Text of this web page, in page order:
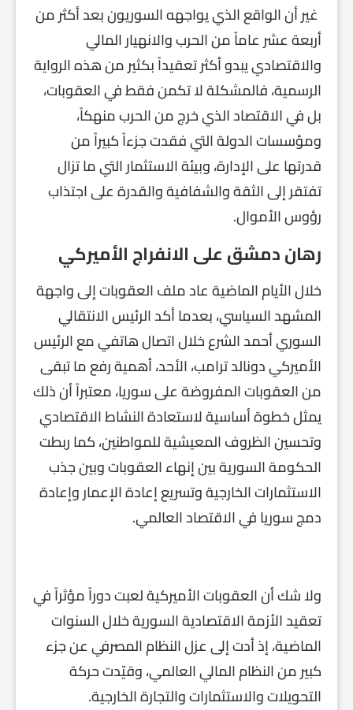
غير أن الواقع الذي يواجهه السوريون بعد أكثر من
أربعة عشر عاماً من الحرب والانهيار المالي
والاقتصادي يبدو أكثر تعقيداً بكثير من هذه الرواية
الرسمية، فالمشكلة لا تكمن فقط في العقوبات،
بل في الاقتصاد الذي خرج من الحرب منهكاً،
ومؤسسات الدولة التي فقدت جزءاً كبيراً من
قدرتها على الإدارة، وبيئة الاستثمار التي ما تزال
تفتقر إلى الثقة والشفافية والقدرة على اجتذاب
رؤوس الأموال.
رهان دمشق على الانفراج الأميركي
خلال الأيام الماضية عاد ملف العقوبات إلى واجهة
المشهد السياسي، بعدما أكد الرئيس الانتقالي
السوري أحمد الشرع خلال اتصال هاتفي مع الرئيس
الأميركي دونالد ترامب، الأحد، أهمية رفع ما تبقى
من العقوبات المفروضة على سوريا، معتبراً أن ذلك
يمثل خطوة أساسية لاستعادة النشاط الاقتصادي
وتحسين الظروف المعيشية للمواطنين، كما ربطت
الحكومة السورية بين إنهاء العقوبات وبين جذب
الاستثمارات الخارجية وتسريع إعادة الإعمار وإعادة
دمج سوريا في الاقتصاد العالمي.
ولا شك أن العقوبات الأميركية لعبت دوراً مؤثراً في
تعقيد الأزمة الاقتصادية السورية خلال السنوات
الماضية، إذ أدت إلى عزل النظام المصرفي عن جزء
كبير من النظام المالي العالمي، وقيّدت حركة
التحويلات والاستثمارات والتجارة الخارجية.